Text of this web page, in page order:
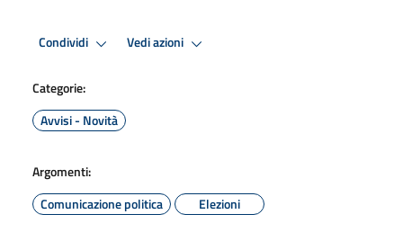
Condividi Vedi azioni
Categorie:
Avvisi - Novità
Argomenti:
Comunicazione politica
Elezioni